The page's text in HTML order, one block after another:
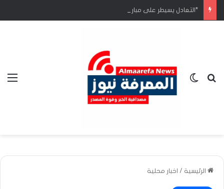
*التعادل يسيطر على مباراة افتتاح البطولة المدرسية الافريقية*
بحث عنالوضع المظلم
الرئيسية / اخبار محلية